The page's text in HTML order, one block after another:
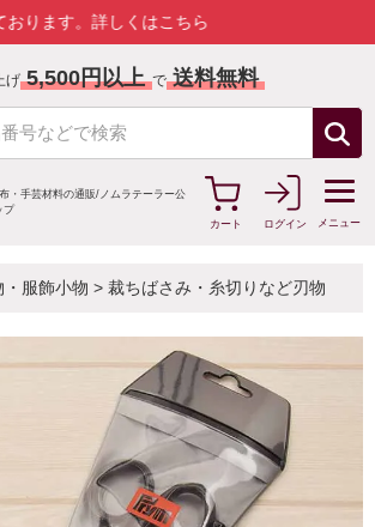
。詳しくはこちら
げ 5,500円以上 で 送料無料
・手芸材料の通販/ノムラテーラー公
プ
カート
ログイン メニュー
服飾小物 > 裁ちばさみ・糸切りなど刃物